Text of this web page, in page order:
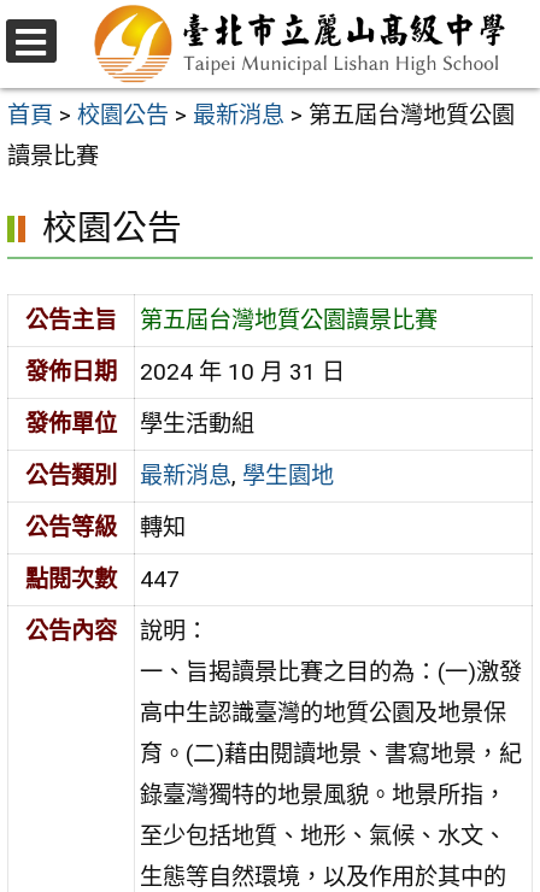
跳
至
主
要
容
區
選
單
首頁 > 校園公告 > 最新消息 > 第五屆台灣地質公園
讀景比賽
校園公告
公告主旨
第五屆台灣地質公園讀景比賽
發佈日期
2024 年 10 月 31 日
發佈單位
學生活動組
公告類別
最新消息, 學生園地
公告等級
轉知
點閱次數
447
公告內容
說明：
一、旨揭讀景比賽之目的為：(一)激發
高中生認識臺灣的地質公園及地景保
育。(二)藉由閱讀地景、書寫地景，紀
錄臺灣獨特的地景風貌。地景所指，
至少包括地質、地形、氣候、水文、
生態等自然環境，以及作用於其中的